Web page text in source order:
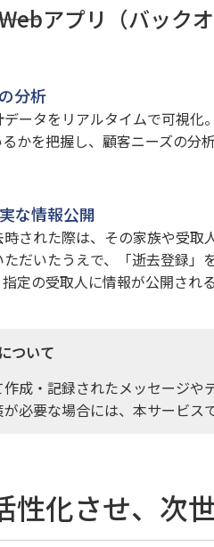
アプリ（バック
分析
ータをリアルタイムで可視化
かを把握し、顧客ニーズの分
な情報公開
された際は、その家族や受取
だいたうえで、「逝去登録」
定の受取人に情報が公開され
ついて
成・記録されたメッセージや
必要な場合には、本サービス
性化させ、次